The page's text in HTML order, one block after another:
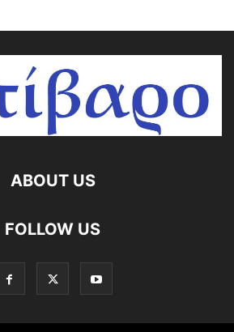
ABOUT US
FOLLOW US